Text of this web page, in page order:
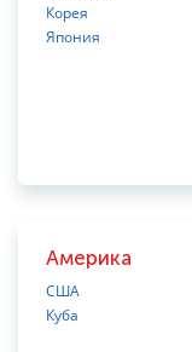
Корея
Япония
Америка
США
Куба